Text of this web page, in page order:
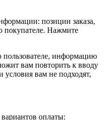
позиции заказа,
покупателе. Нажмите
информацию
вам повторить к вводу
условия вам не подходят,
оплаты: